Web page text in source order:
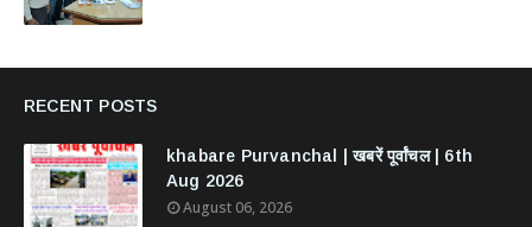
RECENT POSTS
khabare Purvanchal | खबरें पूर्वांचल | 6th
Aug 2026
August 06, 2026